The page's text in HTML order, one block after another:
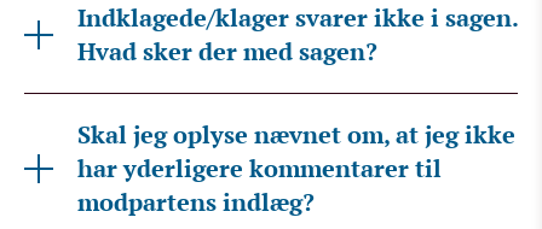
Indklagede/klager svarer ikke i sagen.
Hvad sker der med sagen?
Skal jeg oplyse nævnet om, at jeg ikke
har yderligere kommentarer til
modpartens indlæg?